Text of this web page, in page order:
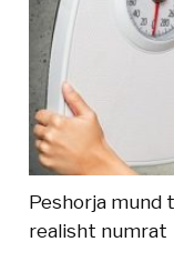
Peshorja mund
realisht numrat